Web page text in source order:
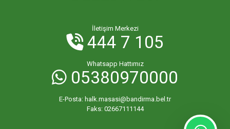
İletişim Merkezi
444 7 105
Whatsapp Hattımız
05380970000
E-Posta: halk.masasi@bandirma.bel.tr
Faks: 02667111144